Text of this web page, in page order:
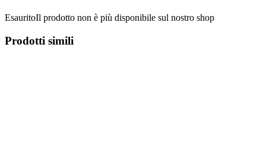
EsauritoIl prodotto non è più disponibile sul nostro shop
Prodotti simili